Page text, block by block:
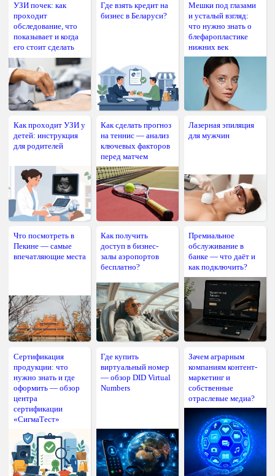
УЗИ почек: как
проходит
обследование, что
показывает и когда
его стоит сделать
Где взять кредит на
бизнес в Беларуси?
Мешки под глазами
и усталый взгляд:
что нужно знать о
блефаропластике
нижних век
Как проходит УЗИ у
детей: инструкция
для родителей
Как сделать прогноз
на теннис — анализ
ключевых факторов
перед матчем
Лазерная эпиляция
для мужчин
Что посмотреть в
Пекине — самые
впечатляющие места
Как получить
доступ в бизнес-
залы аэропортов
бесплатно?
Премиальное
обслуживание в
банке — что даёт и
как подключить?
Сертификация
продукции: что
нужно знать и где
оформить — обзор
центра
сертификации
«СигмаТест»
Где купить
виртуальный номер
— обзор DID Virtual
Numbers
Зачем аграрным
компаниям контент-
маркетинг и
собственные
отраслевые медиа?